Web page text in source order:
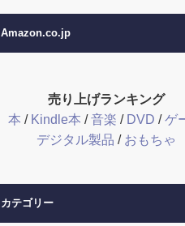
Amazon.co.jp
売り上げランキング
本 / Kindle本 /音楽 / DVD /ゲ
デジタル製品 / おもちゃ
カテゴリー